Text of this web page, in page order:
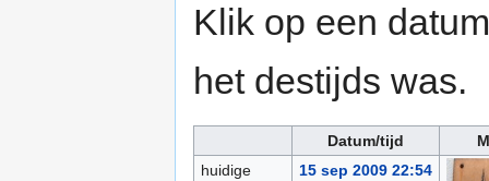
Klik op een
het destijds was.
Datum/tijd
huidige
15 sep 2009 22:54